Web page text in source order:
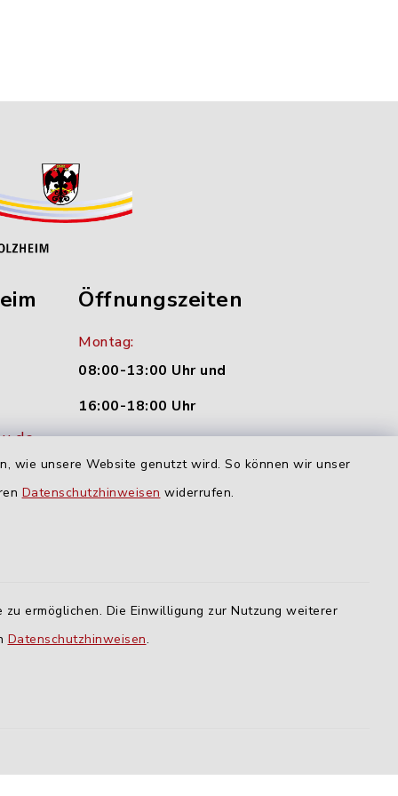
wie unsere Website genutzt wird. So können wir unser
Datenschutzhinweisen widerrufen.
ermöglichen. Die Einwilligung zur Nutzung weiterer
Datenschutzhinweisen.
Öffnungszeiten
Montag:
08:00-13:00 Uhr und
16:00-18:00 Uhr
09:00-12:00 Uhr
geschlossen